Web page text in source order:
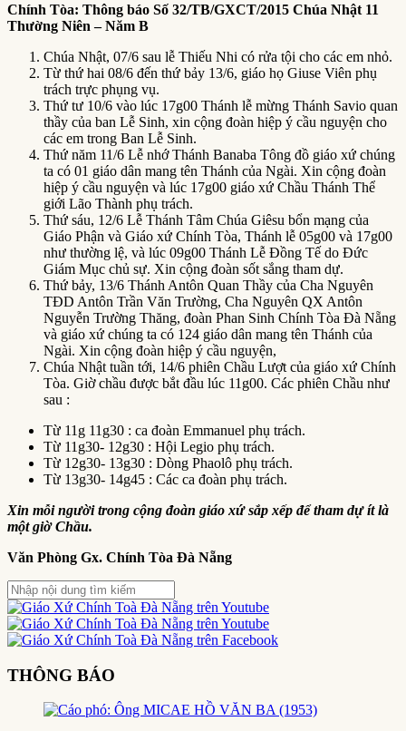
Chính Tòa: Thông báo Số 32/TB/GXCT/2015 Chúa Nhật 11
Thường Niên – Năm B
Chúa Nhật, 07/6 sau lễ Thiếu Nhi có rửa tội cho các em nhỏ.
Từ thứ hai 08/6 đến thứ bảy 13/6, giáo họ Giuse Viên phụ
trách trực phụng vụ.
Thứ tư 10/6 vào lúc 17g00 Thánh lễ mừng Thánh Savio quan
thầy của ban Lễ Sinh, xin cộng đoàn hiệp ý cầu nguyện cho
các em trong Ban Lễ Sinh.
Thứ năm 11/6 Lễ nhớ Thánh Banaba Tông đồ giáo xứ chúng
ta có 01 giáo dân mang tên Thánh của Ngài. Xin cộng đoàn
hiệp ý cầu nguyện và lúc 17g00 giáo xứ Chầu Thánh Thể
giới Lão Thành phụ trách.
Thứ sáu, 12/6 Lễ Thánh Tâm Chúa Giêsu bổn mạng của
Giáo Phận và Giáo xứ Chính Tòa, Thánh lễ 05g00 và 17g00
như thường lệ, và lúc 09g00 Thánh Lễ Đồng Tế do Đức
Giám Mục chủ sự. Xin cộng đoàn sốt sắng tham dự.
Thứ bảy, 13/6 Thánh Antôn Quan Thầy của Cha Nguyên
TĐD Antôn Trần Văn Trường, Cha Nguyên QX Antôn
Nguyễn Trường Thăng, đoàn Phan Sinh Chính Tòa Đà Nẵng
và giáo xứ chúng ta có 124 giáo dân mang tên Thánh của
Ngài. Xin cộng đoàn hiệp ý cầu nguyện,
Chúa Nhật tuần tới, 14/6 phiên Chầu Lượt của giáo xứ Chính
Tòa. Giờ chầu được bắt đầu lúc 11g00. Các phiên Chầu như
sau :
Từ 11g 11g30 : ca đoàn Emmanuel phụ trách.
Từ 11g30- 12g30 : Hội Legio phụ trách.
Từ 12g30- 13g30 : Dòng Phaolô phụ trách.
Từ 13g30- 14g45 : Các ca đoàn phụ trách.
Xin mỗi người trong cộng đoàn giáo xứ sắp xếp để tham dự ít là
một giờ Chầu.
Văn Phòng Gx. Chính Tòa Đà Nẵng
THÔNG BÁO